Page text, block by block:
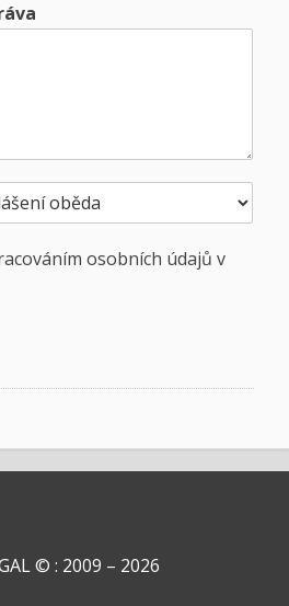
osobních údajů v
2009 – 2026